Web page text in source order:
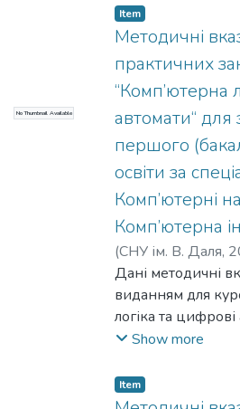
етапів
кваліфікаційної
Рекомендовано
другого
спеціальностей
та F7-
No Thumbnail Available
Item
Методичні
практичних
“Комп’ютерна
автомати“ для
першого
освіти за
Комп’ютерні
Комп’ютерна
(СНУ ім. В. Даля,
Дані методичні
виданням для
логіка та
викладається для
технології.
основні
Show more
Item